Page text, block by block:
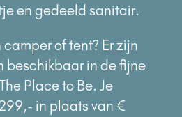
en gedeeld sanitair.
of tent? Er zijn
beschikbaar in de fijne
Place to Be. Je
in plaats van €